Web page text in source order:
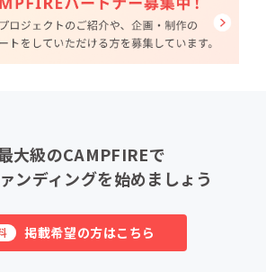
大級のCAMPFIREで
ンディングを始めましょう
掲載希望の方はこちら